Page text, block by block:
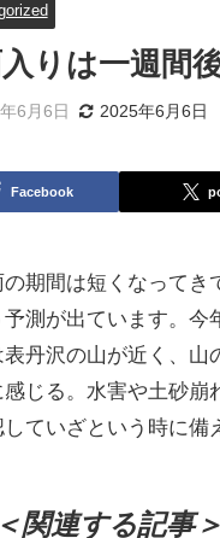
りは一週間後
6月6日 2025年6月6日
Facebook
の期間は短くなってき
予測が出ています。今
表丹沢の山が近く、山
感じる。水害や土砂
していざという時に備
＜関連する記事＞